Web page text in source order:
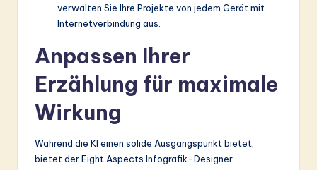
verwalten Sie Ihre Projekte von jedem Gerät mit
Internetverbindung aus.
Anpassen Ihrer
Erzählung für maximale
Wirkung
Während die KI einen solide Ausgangspunkt bietet,
bietet der Eight Aspects Infografik-Designer